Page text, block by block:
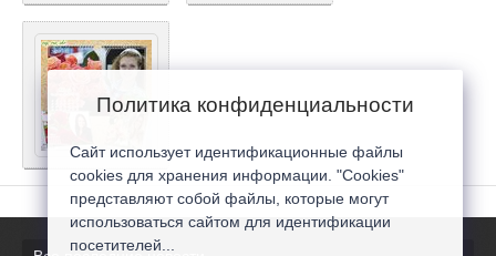
Политика конфиденциальности
Сайт использует идентификационные файлы
cookies для хранения информации. "Cookies"
представляют собой файлы, которые могут
использоваться сайтом для идентификации
посетителей...